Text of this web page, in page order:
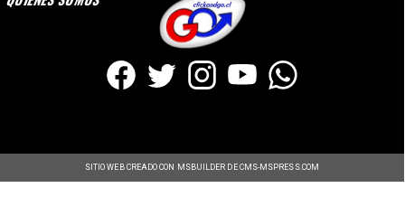
SITIO WEB CREADO CON MSBUILDER DE CMS-MSPRESS.COM